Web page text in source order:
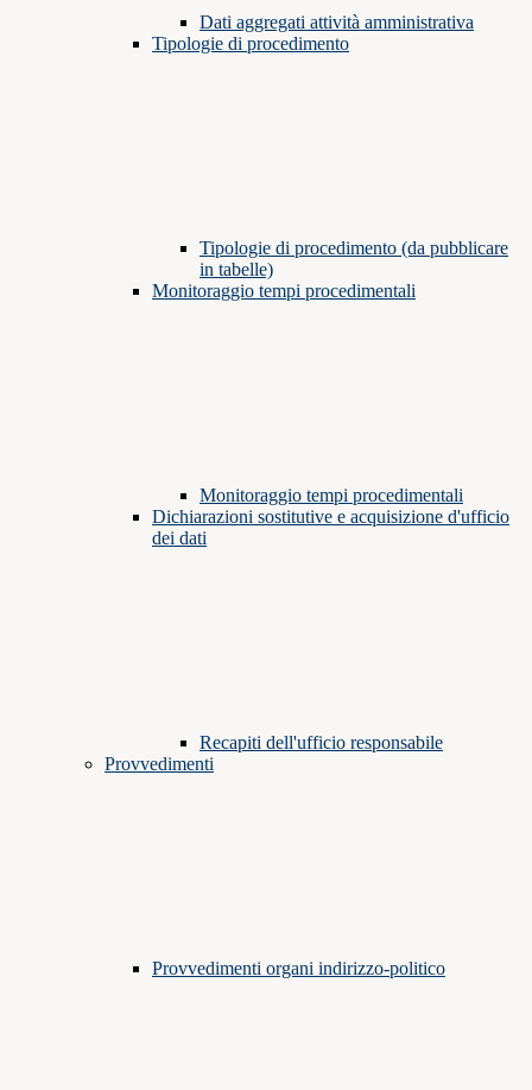
Dati aggregati attività amministrativa
Tipologie di procedimento
Tipologie di procedimento (da pubblicare
in tabelle)
Monitoraggio tempi procedimentali
Monitoraggio tempi procedimentali
Dichiarazioni sostitutive e acquisizione d'ufficio
dei dati
Recapiti dell'ufficio responsabile
Provvedimenti
Provvedimenti organi indirizzo-politico